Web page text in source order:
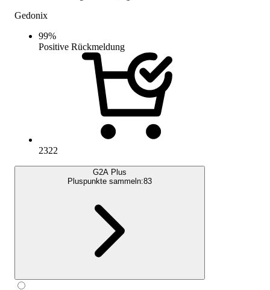
Gedonix
99%
Positive Rückmeldung
2322
G2A Plus
Pluspunkte sammeln:83